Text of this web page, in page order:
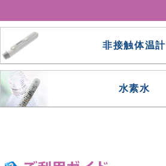
非接触体温計
水素水